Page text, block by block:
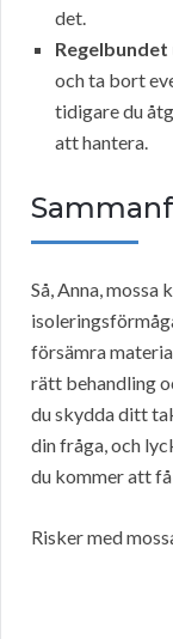
det.
och ta bort
tidigare du
att hantera.
Så, Anna,
försämra
rätt behandling
du skydda ditt
din fråga, och
du kommer att
Risker med